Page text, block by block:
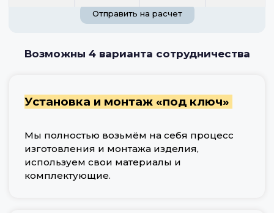
Отправить на расчет
Возможны 4 варианта сотрудничества
Установка и монтаж «под ключ»
Мы полностью возьмём на себя процесс
изготовления и монтажа изделия,
используем свои материалы и
комплектующие.